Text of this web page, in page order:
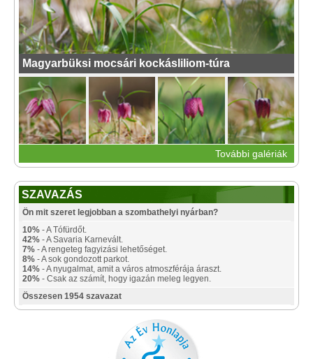
Magyarbüksi mocsári kockásliliom-túra
További galériák
SZAVAZÁS
Ön mit szeret legjobban a szombathelyi nyárban?
10% - A Tófürdőt.
42% - A Savaria Karnevált.
7% - A rengeteg fagyizási lehetőséget.
8% - A sok gondozott parkot.
14% - A nyugalmat, amit a város atmoszférája áraszt.
20% - Csak az számít, hogy igazán meleg legyen.
Összesen 1954 szavazat